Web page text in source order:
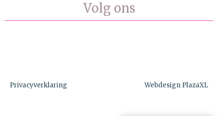
Volg ons
Privacyverklaring Webdesign PlazaXL